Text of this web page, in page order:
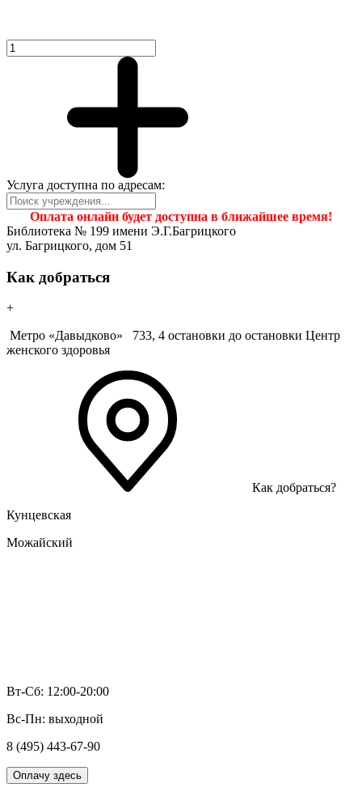
Услуга доступна по адресам:
Оплата онлайн будет доступна в ближайшее время!
Библиотека № 199 имени Э.Г.Багрицкого
ул. Багрицкого, дом 51
Как добраться
+
Метро «Давыдково»
733, 4 остановки до остановки Центр
женского здоровья
Как добраться?
Кунцевская
Можайский
Вт-Сб: 12:00-20:00
Вс-Пн: выходной
8 (495) 443-67-90
Оплачу здесь